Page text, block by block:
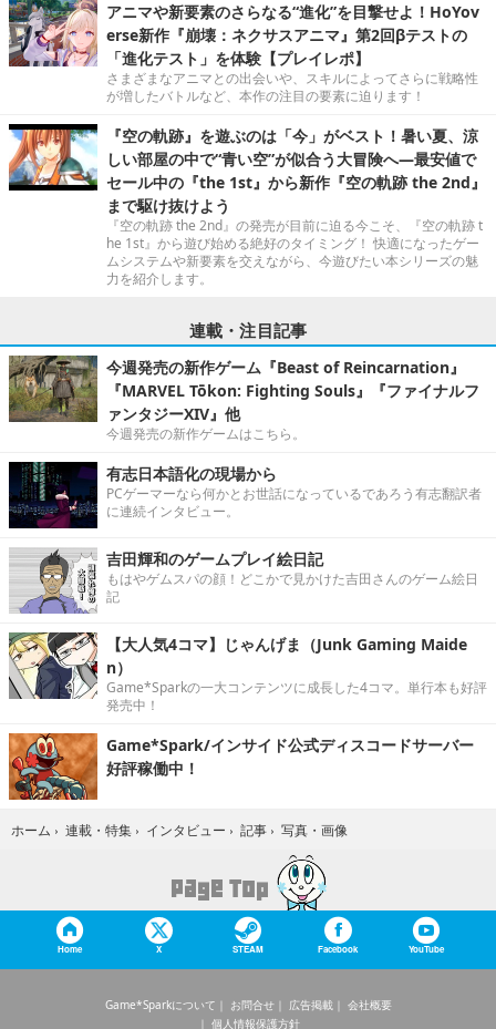
アニマや新要素のさらなる“進化”を目撃せよ！HoYov
erse新作『崩壊：ネクサスアニマ』第2回βテストの
「進化テスト」を体験【プレイレポ】
さまざまなアニマとの出会いや、スキルによってさらに戦略性
が増したバトルなど、本作の注目の要素に迫ります！
『空の軌跡』を遊ぶのは「今」がベスト！暑い夏、涼
しい部屋の中で“青い空”が似合う大冒険へ―最安値で
セール中の『the 1st』から新作『空の軌跡 the 2nd』
まで駆け抜けよう
『空の軌跡 the 2nd』の発売が目前に迫る今こそ、『空の軌跡 t
he 1st』から遊び始める絶好のタイミング！ 快適になったゲー
ムシステムや新要素を交えながら、今遊びたい本シリーズの魅
力を紹介します。
連載・注目記事
今週発売の新作ゲーム『Beast of Reincarnation』
『MARVEL Tōkon: Fighting Souls』『ファイナルフ
ァンタジーXIV』他
今週発売の新作ゲームはこちら。
有志日本語化の現場から
PCゲーマーなら何かとお世話になっているであろう有志翻訳者
に連続インタビュー。
吉田輝和のゲームプレイ絵日記
もはやゲムスパの顔！どこかで見かけた吉田さんのゲーム絵日
記
【大人気4コマ】じゃんげま（Junk Gaming Maide
n）
Game*Sparkの一大コンテンツに成長した4コマ。単行本も好評
発売中！
Game*Spark/インサイド公式ディスコードサーバー
好評稼働中！
ホーム › 連載・特集 › インタビュー › 記事 › 写真・画像
Home X STEAM Facebook YouTube
Game*Sparkについて お問合せ 広告掲載
会社概要
個人情報保護方針